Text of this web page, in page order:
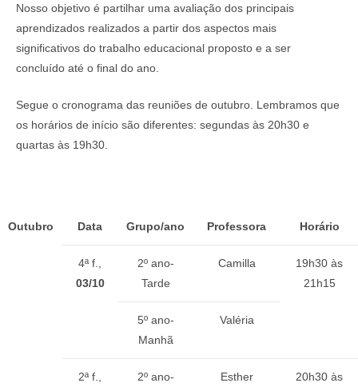
Nosso objetivo é partilhar uma avaliação dos principais
aprendizados realizados a partir dos aspectos mais
significativos do trabalho educacional proposto e a ser
concluído até o final do ano.
Segue o cronograma das reuniões de outubro. Lembramos que
os horários de início são diferentes: segundas às 20h30 e
quartas às 19h30.
Outubro Data Grupo/ano Professora Horário
4ª f.,
03/10
2º ano-
Tarde
Camilla
19h30 às
21h15
5º ano-
Manhã
Valéria
2ª f.,
2º ano-
Esther
20h30 às